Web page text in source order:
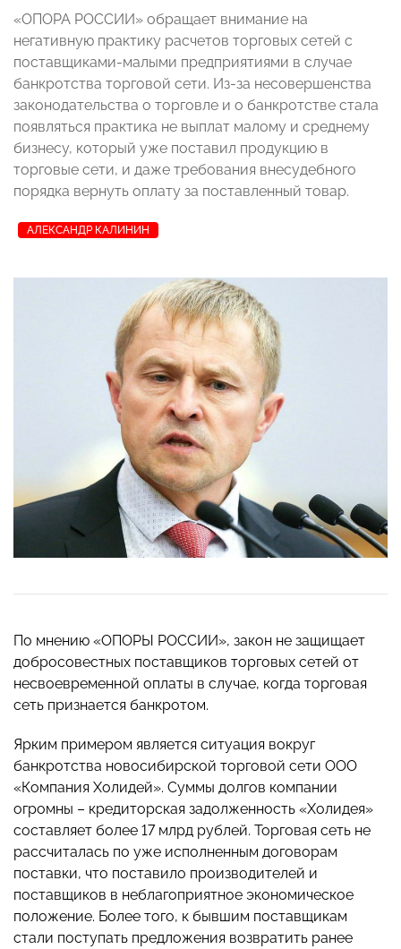
«ОПОРА РОССИИ» обращает внимание на
негативную практику расчетов торговых сетей с
поставщиками-малыми предприятиями в случае
банкротства торговой сети. Из-за несовершенства
законодательства о торговле и о банкротстве стала
появляться практика не выплат малому и среднему
бизнесу, который уже поставил продукцию в
торговые сети, и даже требования внесудебного
порядка вернуть оплату за поставленный товар.
АЛЕКСАНДР КАЛИНИН
По мнению «ОПОРЫ РОССИИ», закон не защищает
добросовестных поставщиков торговых сетей от
несвоевременной оплаты в случае, когда торговая
сеть признается банкротом.
Ярким примером является ситуация вокруг
банкротства новосибирской торговой сети ООО
«Компания Холидей». Суммы долгов компании
огромны – кредиторская задолженность «Холидея»
составляет более 17 млрд рублей. Торговая сеть не
рассчиталась по уже исполненным договорам
поставки, что поставило производителей и
поставщиков в неблагоприятное экономическое
положение. Более того, к бывшим поставщикам
стали поступать предложения возвратить ранее